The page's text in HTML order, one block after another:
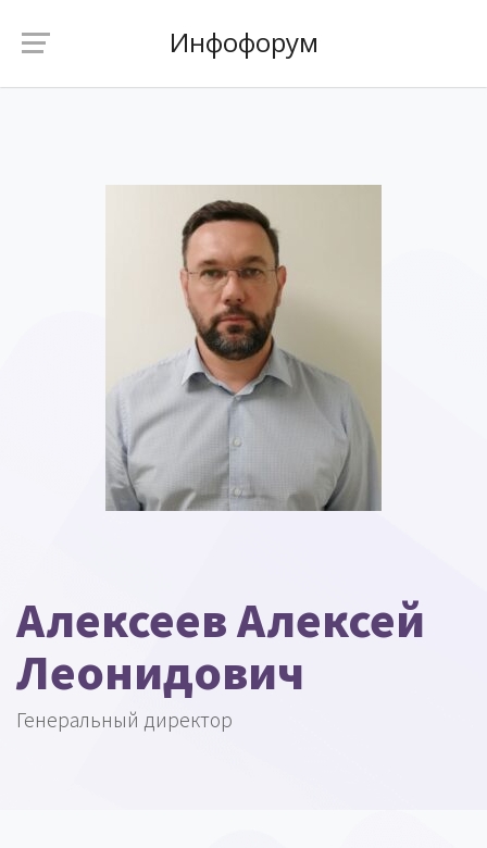
Инфофорум
Алексеев Алексей
Леонидович
Генеральный директор